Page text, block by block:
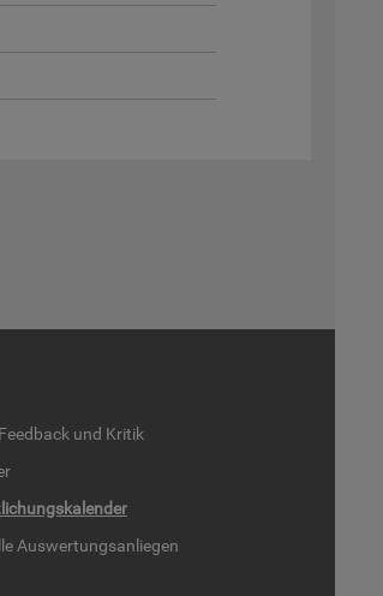
und Kri­tik
Aus­wer­tungs­an­lie­gen